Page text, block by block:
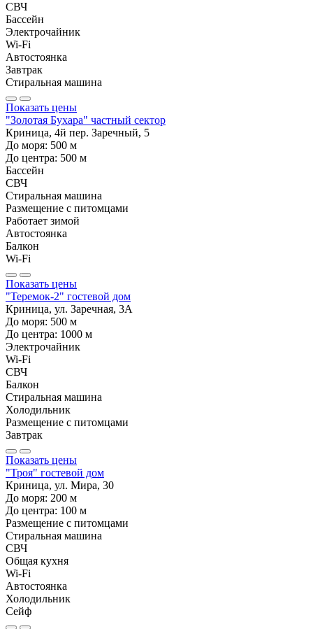
СВЧ
Бассейн
Электрочайник
Wi-Fi
Автостоянка
Завтрак
Стиральная машина
Показать цены
"Золотая Бухара" частный сектор
Криница, 4й пер. Заречный, 5
До моря: 500 м
До центра: 500 м
Бассейн
СВЧ
Стиральная машина
Размещение с питомцами
Работает зимой
Автостоянка
Балкон
Wi-Fi
Показать цены
"Теремок-2" гостевой дом
Криница, ул. Заречная, 3А
До моря: 500 м
До центра: 1000 м
Электрочайник
Wi-Fi
СВЧ
Балкон
Стиральная машина
Холодильник
Размещение с питомцами
Завтрак
Показать цены
"Троя" гостевой дом
Криница, ул. Мира, 30
До моря: 200 м
До центра: 100 м
Размещение с питомцами
Стиральная машина
СВЧ
Общая кухня
Wi-Fi
Автостоянка
Холодильник
Сейф